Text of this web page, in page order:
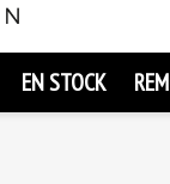
EN STOCK